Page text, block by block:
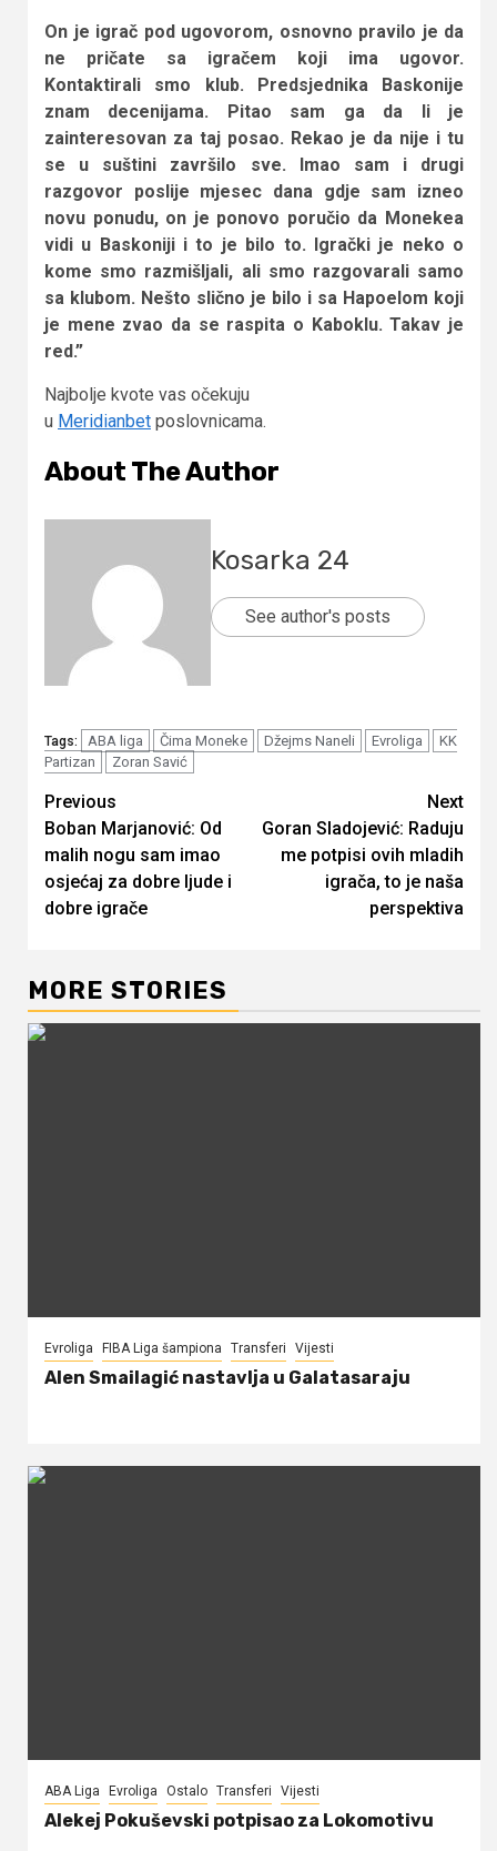
On je igrač pod ugovorom, osnovno pravilo je da
ne pričate sa igračem koji ima ugovor.
Kontaktirali smo klub. Predsjednika Baskonije
znam decenijama. Pitao sam ga da li je
zainteresovan za taj posao. Rekao je da nije i tu
se u suštini završilo sve. Imao sam i drugi
razgovor poslije mjesec dana gdje sam izneo
novu ponudu, on je ponovo poručio da Monekea
vidi u Baskoniji i to je bilo to. Igrački je neko o
kome smo razmišljali, ali smo razgovarali samo
sa klubom. Nešto slično je bilo i sa Hapoelom koji
je mene zvao da se raspita o Kaboklu. Takav je
red.”
Najbolje kvote vas očekuju
u Meridianbet poslovnicama.
About The Author
Kosarka 24
See author's posts
Tags: ABA liga Čima Moneke Džejms Naneli Evroliga
KK
Partizan
Zoran Savić
Continue
Reading
Previous
Boban Marjanović: Od
malih nogu sam imao
osjećaj za dobre ljude i
dobre igrače
Next
Goran Sladojević: Raduju
me potpisi ovih mladih
igrača, to je naša
perspektiva
MORE STORIES
Evroliga FIBA Liga šampiona Transferi Vijesti
Alen Smailagić nastavlja u Galatasaraju
ABA Liga Evroliga Ostalo Transferi Vijesti
Alekej Pokuševski potpisao za Lokomotivu